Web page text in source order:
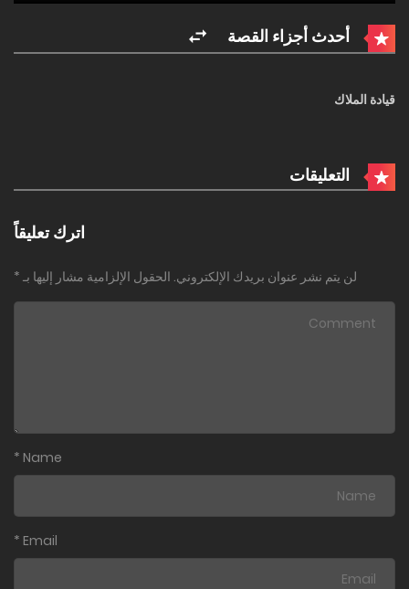
أحدث أجزاء القصة
قيادة الملاك
التعليقات
اترك تعليقاً
لن يتم نشر عنوان بريدك الإلكتروني. الحقول الإلزامية مشار إليها بـ *
Name
*
Email
*